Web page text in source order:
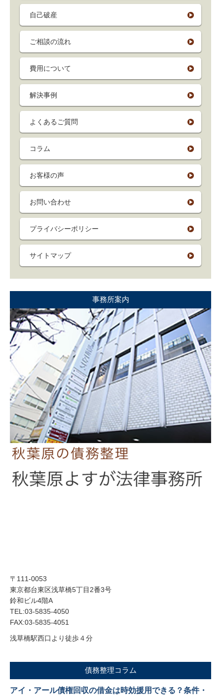
自己破産
ご相談の流れ
費用について
解決事例
よくあるご質問
コラム
お客様の声
お問い合わせ
プライバシーポリシー
サイトマップ
事務所案内
〒111-0053
東京都台東区浅草橋5丁目2番3号
鈴和ビル4階A
TEL:03-5835-4050
FAX:03-5835-4051
浅草橋駅西口より徒歩４分
債務整理コラム
アイ・アール債権回収の借金は時効援用できる？条件・